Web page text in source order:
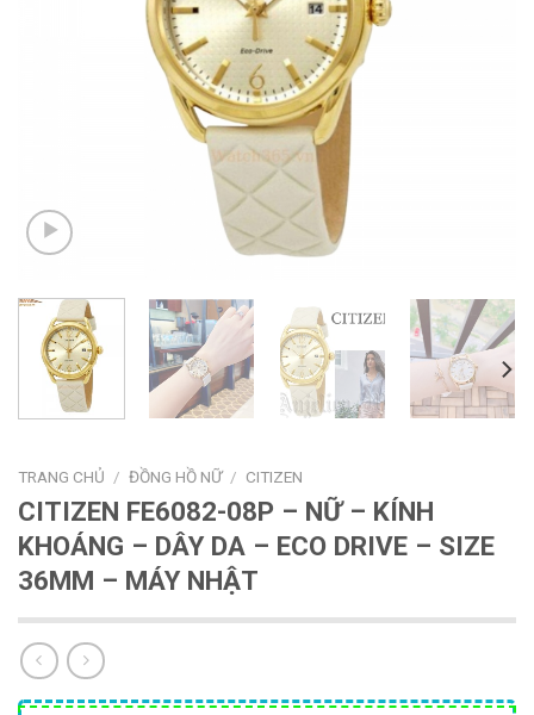
TRANG CHỦ / ĐỒNG HỒ NỮ / CITIZEN
CITIZEN FE6082-08P – NỮ – KÍNH
KHOÁNG – DÂY DA – ECO DRIVE – SIZE
36MM – MÁY NHẬT